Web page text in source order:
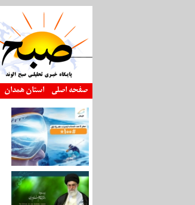
صفحه اصلی استان همدان